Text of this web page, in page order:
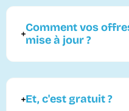
Comment vos
mise à jour ?
Et, c'est gratuit ?